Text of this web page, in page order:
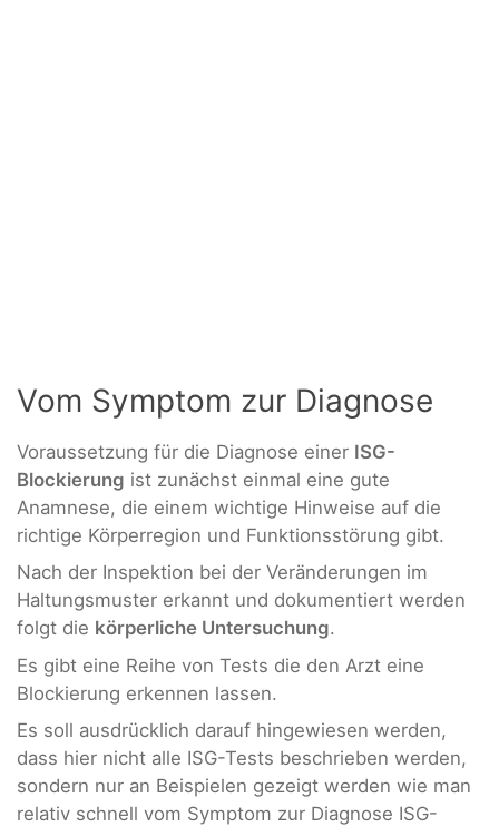
Vom Symptom zur Diagnose
Voraussetzung für die Diagnose einer ISG-
Blockierung ist zunächst einmal eine gute
Anamnese, die einem wichtige Hinweise auf die
richtige Körperregion und Funktionsstörung gibt.
Nach der Inspektion bei der Veränderungen im
Haltungsmuster erkannt und dokumentiert werden
folgt die körperliche Untersuchung.
Es gibt eine Reihe von Tests die den Arzt eine
Blockierung erkennen lassen.
Es soll ausdrücklich darauf hingewiesen werden,
dass hier nicht alle ISG-Tests beschrieben werden,
sondern nur an Beispielen gezeigt werden wie man
relativ schnell vom Symptom zur Diagnose ISG-